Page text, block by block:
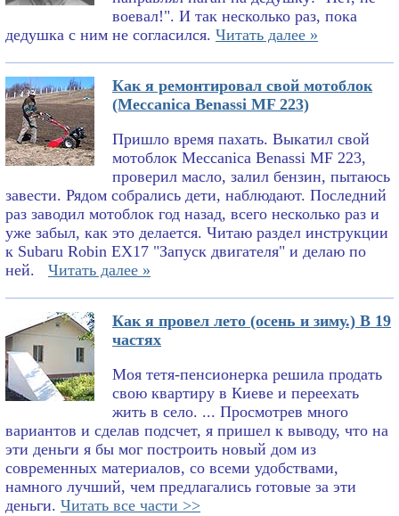
воевал!". И так несколько раз, пока
дедушка с ним не согласился. Читать далее »
Как я ремонтировал свой мотоблок
(Meccanica Benassi MF 223)
Пришло время пахать. Выкатил свой
мотоблок Meccanica Benassi MF 223,
проверил масло, залил бензин, пытаюсь
завести. Рядом собрались дети, наблюдают. Последний
раз заводил мотоблок год назад, всего несколько раз и
уже забыл, как это делается. Читаю раздел инструкции
к Subaru Robin EX17 "Запуск двигателя" и делаю по
ней.
Читать далее »
Как я провел лето (осень и зиму.) В 19
частях
Моя тетя-пенсионерка решила продать
свою квартиру в Киеве и переехать
жить в село. ... Просмотрев много
вариантов и сделав подсчет, я пришел к выводу, что на
эти деньги я бы мог построить новый дом из
современных материалов, со всеми удобствами,
намного лучший, чем предлагались готовые за эти
деньги. Читать все части >>